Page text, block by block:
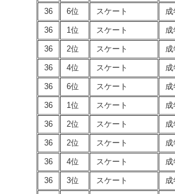
36 6位 スケート
36 1位 スケート
36 2位 スケート
36 4位 スケート
36 6位 スケート
36 1位 スケート
36 2位 スケート
36 2位 スケート
36 4位 スケート
36 3位 スケート